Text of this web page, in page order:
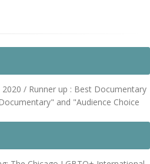
/ Runner up : Best Documentary
and "Audience Choice